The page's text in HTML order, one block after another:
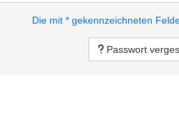
Die mit * gekennzeichneten
Passwort